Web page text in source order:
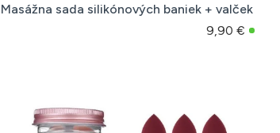
Masážna sada silikónových baniek + valček
9,90 €